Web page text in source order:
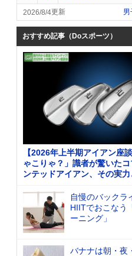
2026/8/4 男
おすすめ記事（Doスポーツ）
【2026年上半期アイアン座
ゃこりゃ？」識者が驚いたコ
ンテッドアイアン、その実
自慢のバックラ
HIITでおこなう
ーニング」
バナナは朝・夜